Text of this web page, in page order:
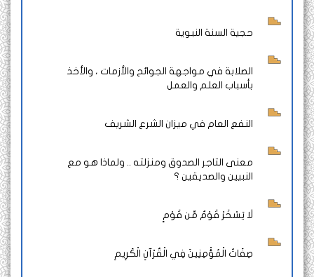
حجية السنة النبوية
الصلابة في مواجهة الجوائح والأزمات ، والأخذ
بأسباب العلم والعمل
النفع العام في ميزان الشرع الشريف
معنى التاجر الصدوق ومنزلته .. ولماذا هو مع
النبيين والصديقين ؟
لَا يَسْخَرْ قَوْمٌ مِّن قَوْمٍ
صِفَاتُ الْمُؤْمِنِينَ فِي الْقُرْآنِ الْكَرِيمِ